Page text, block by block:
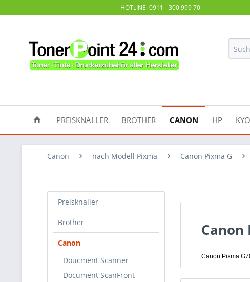
HOTLINE: 0911 - 300 999 70
PREISKNALLER BROTHER CANON HP
Canon nach Modell Pixma Canon Pixma G
Preisknaller
Brother
Canon
Doucment Scanner
Document ScanFront
Canon
Canon Pixma